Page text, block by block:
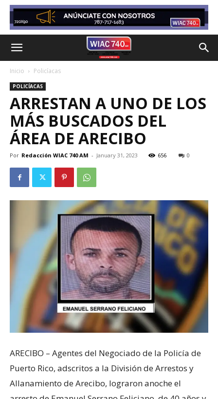
Inicio Policíacas
POLICÍACAS
ARRESTAN A UNO DE LOS
MÁS BUSCADOS DEL
ÁREA DE ARECIBO
Por Redacción WIAC 740 AM - January 31, 2023 656 0
ARECIBO – Agentes del Negociado de la Policía de
Puerto Rico, adscritos a la División de Arrestos y
Allanamiento de Arecibo, lograron anoche el